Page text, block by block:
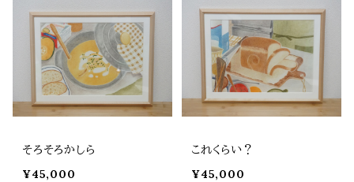
そろそろかしら
¥45,000
これくらい？
¥45,000